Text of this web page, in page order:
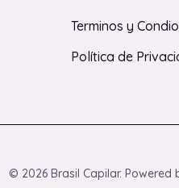
Terminos y
Política de
© 2026 Brasil Capilar. Powered